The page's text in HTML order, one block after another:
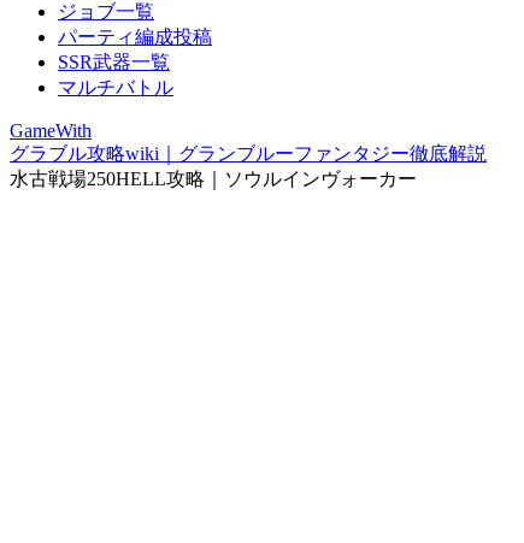
ジョブ一覧
パーティ編成投稿
SSR武器一覧
マルチバトル
GameWith
グラブル攻略wiki｜グランブルーファンタジー徹底解説
水古戦場250HELL攻略｜ソウルインヴォーカー